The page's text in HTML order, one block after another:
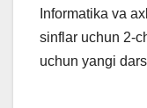
Informatika va
sinflar uchun 2-
uchun yangi